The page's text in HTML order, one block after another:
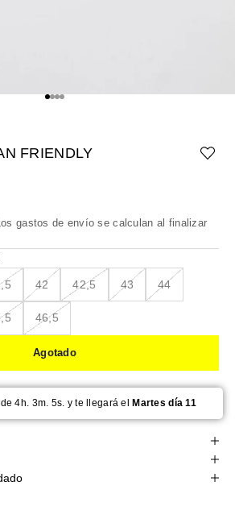
Ir al artículo 1
Ir al artículo 2
Ir al artículo 3
Ir al artículo 4
FRIENDLY
gastos de envío se calculan al finalizar
42 42,5 43 44
46,5
Agotado
4h. 3m. 4s. y te llegará elMartes día 11